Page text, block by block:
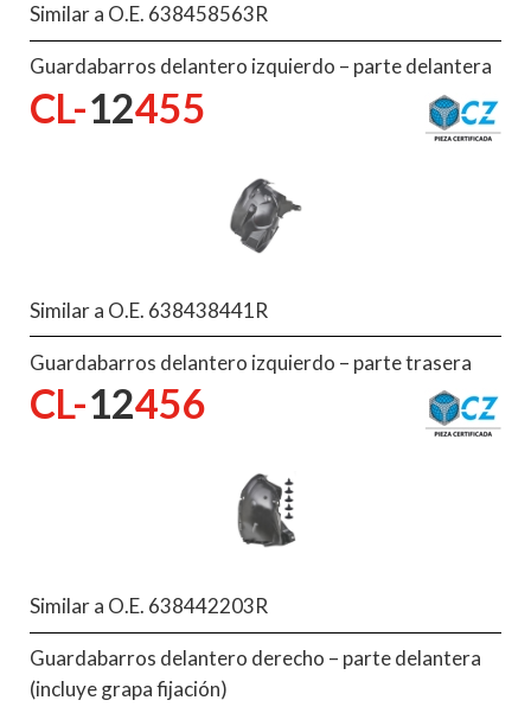
Similar a O.E. 638458563R
Guardabarros delantero izquierdo – parte delantera
CL-12455
Similar a O.E. 638438441R
Guardabarros delantero izquierdo – parte trasera
CL-12456
Similar a O.E. 638442203R
Guardabarros delantero derecho – parte delantera
(incluye grapa fijación)